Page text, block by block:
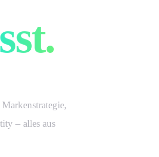
– alles aus